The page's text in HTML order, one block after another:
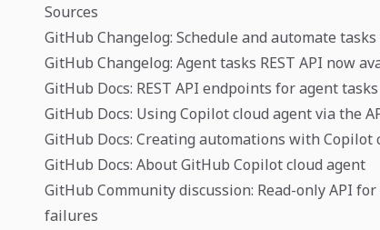
Sources
GitHub Changelog: Schedule and automate
GitHub Changelog: Agent tasks REST API now
GitHub Docs: REST API endpoints for agent tasks
GitHub Docs: Using Copilot cloud agent via the
GitHub Docs: Creating automations with Copilot
GitHub Docs: About GitHub Copilot cloud agent
GitHub Community discussion: Read-only API
failures